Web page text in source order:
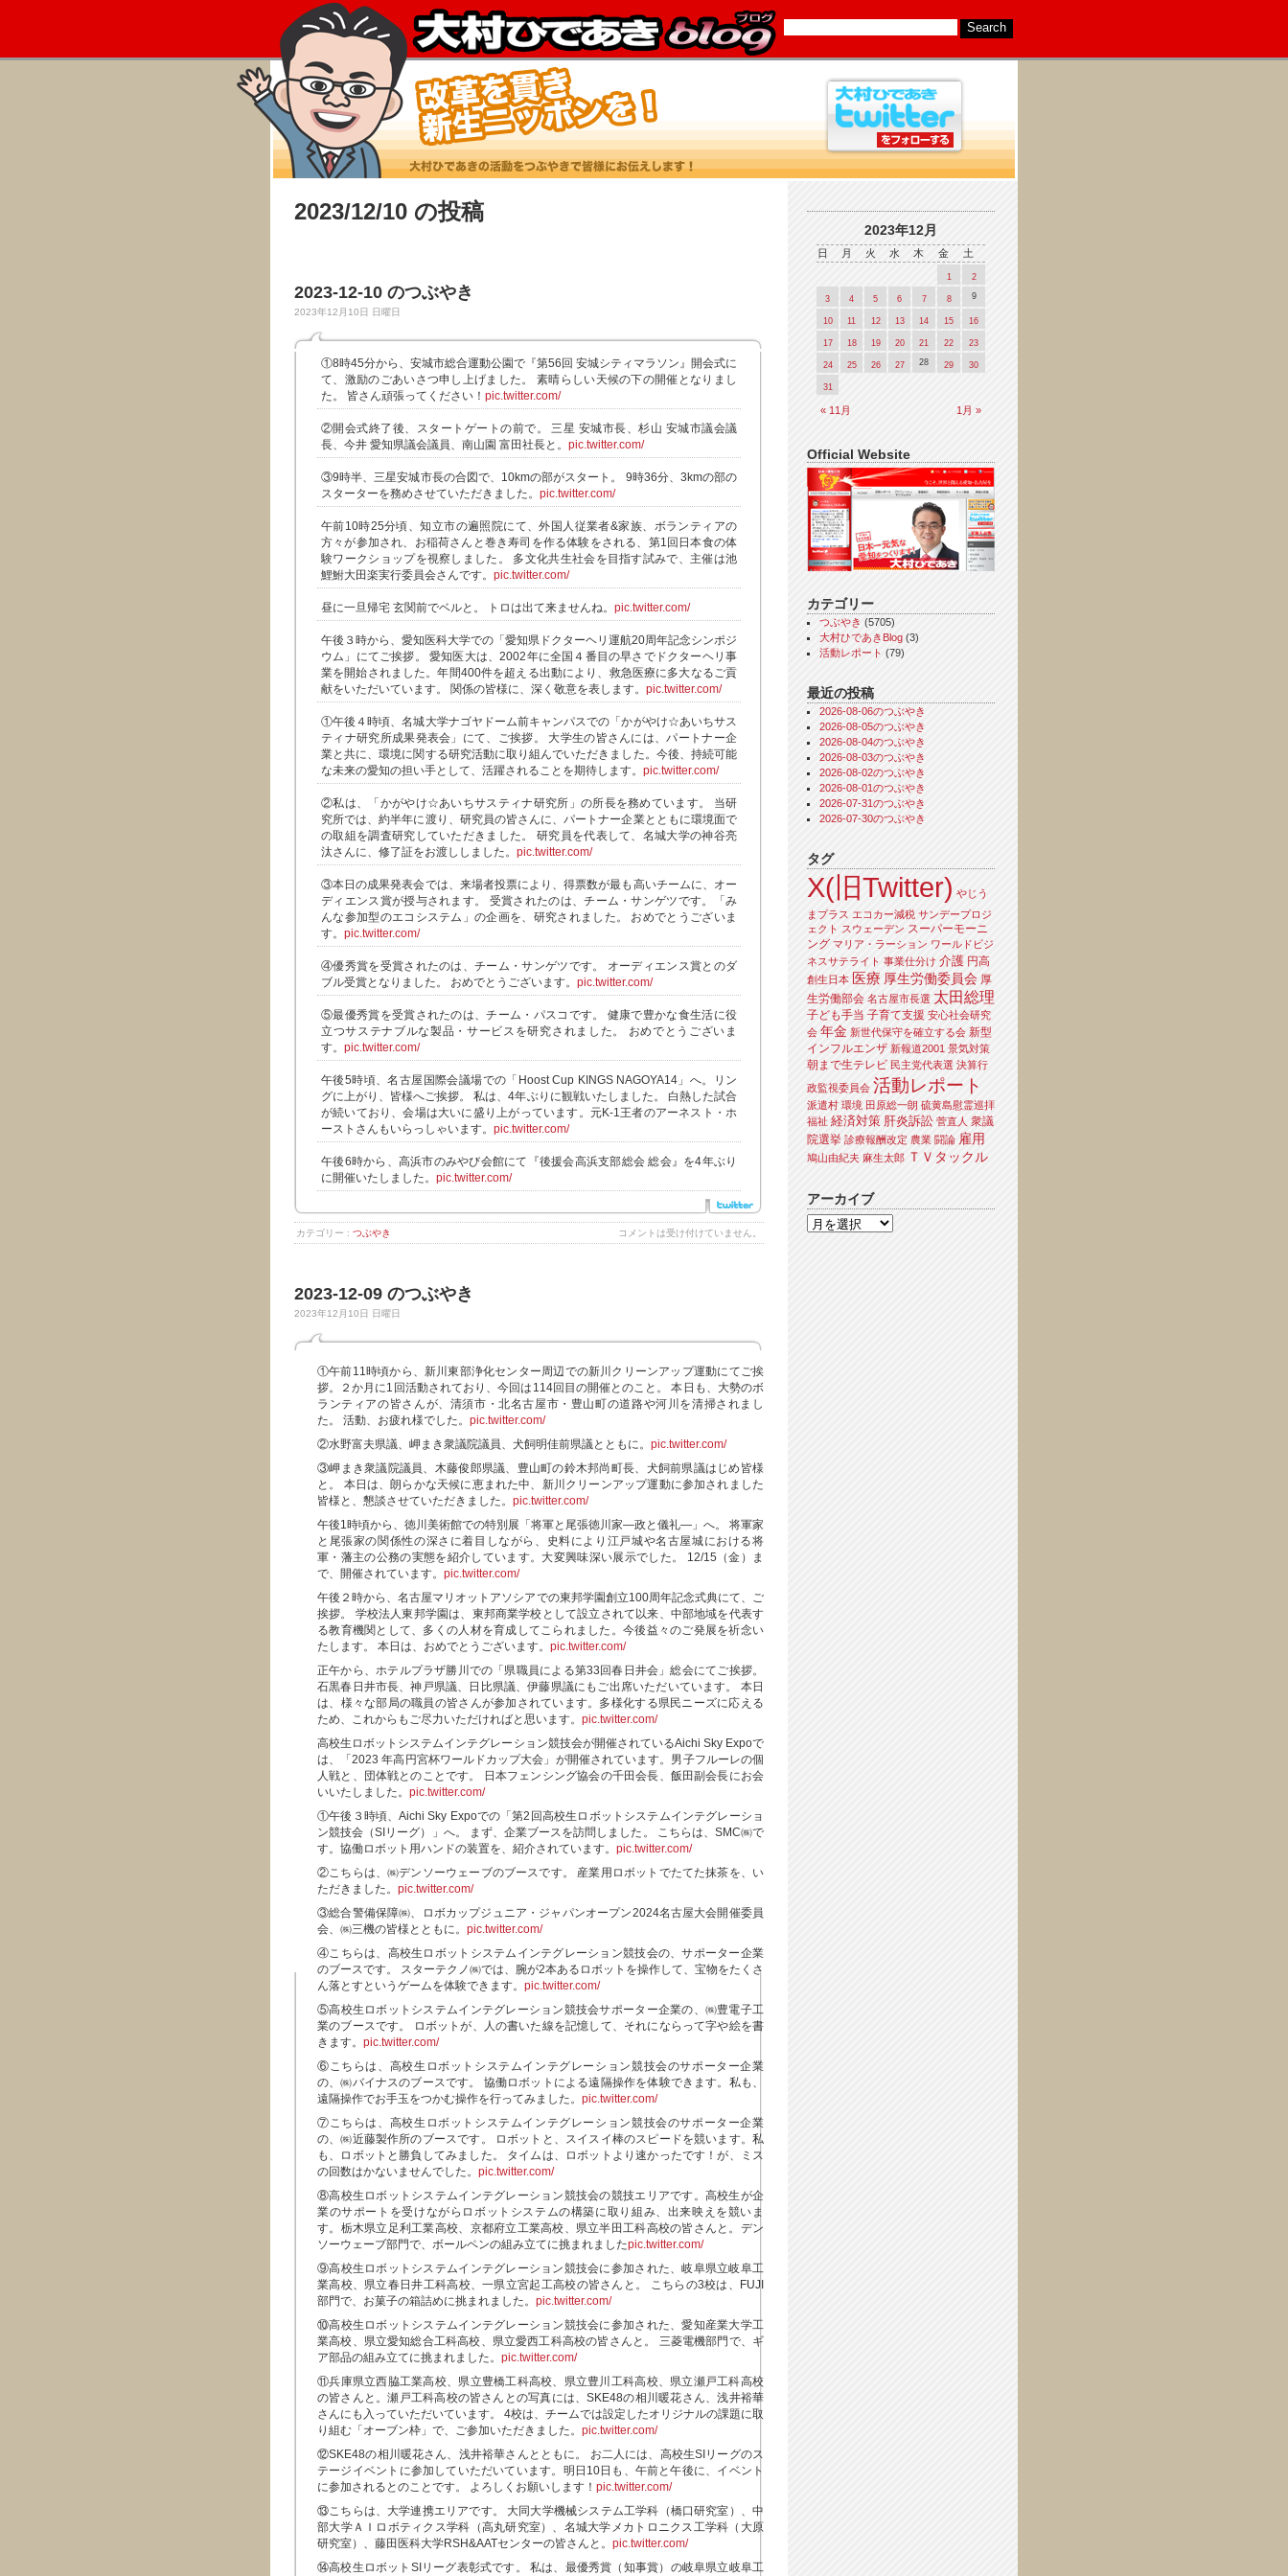
2023/12/10 の投稿
2023-12-10 のつぶやき
2023年12月10日 日曜日
①8時45分から、安城市総合運動公園で『第56回 安城シティマラソン』開会式に
て、激励のごあいさつ申し上げました。 素晴らしい天候の下の開催となりまし
た。 皆さん頑張ってください！ pic.twitter.com/
②開会式終了後、スタートゲートの前で。 三星 安城市長、杉山 安城市議会議
長、今井 愛知県議会議員、南山園 富田社長と。 pic.twitter.com/
③9時半、三星安城市長の合図で、10kmの部がスタート。 9時36分、3kmの部の
スターターを務めさせていただきました。 pic.twitter.com/
午前10時25分頃、知立市の遍照院にて、外国人従業者&家族、ボランティアの
方々が参加され、お稲荷さんと巻き寿司を作る体験をされる、第1回日本食の体
験ワークショップを視察しました。 多文化共生社会を目指す試みで、主催は池
鯉鮒大田楽実行委員会さんです。 pic.twitter.com/
昼に一旦帰宅 玄関前でベルと。 トロは出て来ませんね。 pic.twitter.com/
午後３時から、愛知医科大学での「愛知県ドクターヘリ運航20周年記念シンポジ
ウム」にてご挨拶。 愛知医大は、2002年に全国４番目の早さでドクターヘリ事
業を開始されました。年間400件を超える出動により、救急医療に多大なるご貢
献をいただいています。 関係の皆様に、深く敬意を表します。 pic.twitter.com/
①午後４時頃、名城大学ナゴヤドーム前キャンパスでの「かがやけ☆あいちサス
ティナ研究所成果発表会」にて、ご挨拶。 大学生の皆さんには、パートナー企
業と共に、環境に関する研究活動に取り組んでいただきました。今後、持続可能
な未来の愛知の担い手として、活躍されることを期待します。 pic.twitter.com/
②私は、「かがやけ☆あいちサスティナ研究所」の所長を務めています。 当研
究所では、約半年に渡り、研究員の皆さんに、パートナー企業とともに環境面で
の取組を調査研究していただきました。 研究員を代表して、名城大学の神谷亮
汰さんに、修了証をお渡ししました。 pic.twitter.com/
③本日の成果発表会では、来場者投票により、得票数が最も高いチームに、オー
ディエンス賞が授与されます。 受賞されたのは、チーム・サンゲツです。「み
んな参加型のエコシステム」の企画を、研究されました。 おめでとうございま
す。 pic.twitter.com/
④優秀賞を受賞されたのは、チーム・サンゲツです。 オーディエンス賞とのダ
ブル受賞となりました。 おめでとうございます。 pic.twitter.com/
⑤最優秀賞を受賞されたのは、チーム・パスコです。 健康で豊かな食生活に役
立つサステナブルな製品・サービスを研究されました。 おめでとうございま
す。 pic.twitter.com/
午後5時頃、名古屋国際会議場での「Hoost Cup KINGS NAGOYA14」へ。リン
グに上がり、皆様へご挨拶。 私は、4年ぶりに観戦いたしました。 白熱した試合
が続いており、会場は大いに盛り上がっています。元K-1王者のアーネスト・ホ
ーストさんもいらっしゃいます。 pic.twitter.com/
午後6時から、高浜市のみやび会館にて『後援会高浜支部総会 総会』を4年ぶり
に開催いたしました。 pic.twitter.com/
カテゴリー : つぶやき コメントは受け付けていません。
2023-12-09 のつぶやき
2023年12月10日 日曜日
①午前11時頃から、新川東部浄化センター周辺での新川クリーンアップ運動にてご挨
拶。２か月に1回活動されており、今回は114回目の開催とのこと。 本日も、大勢のボ
ランティアの皆さんが、清須市・北名古屋市・豊山町の道路や河川を清掃されまし
た。 活動、お疲れ様でした。 pic.twitter.com/
②水野富夫県議、岬まき衆議院議員、犬飼明佳前県議とともに。 pic.twitter.com/
③岬まき衆議院議員、木藤俊郎県議、豊山町の鈴木邦尚町長、犬飼前県議はじめ皆様
と。 本日は、朗らかな天候に恵まれた中、新川クリーンアップ運動に参加されました
皆様と、懇談させていただきました。 pic.twitter.com/
午後1時頃から、徳川美術館での特別展「将軍と尾張徳川家―政と儀礼―」へ。 将軍家
と尾張家の関係性の深さに着目しながら、史料により江戸城や名古屋城における将
軍・藩主の公務の実態を紹介しています。大変興味深い展示でした。 12/15（金）ま
で、開催されています。 pic.twitter.com/
午後２時から、名古屋マリオットアソシアでの東邦学園創立100周年記念式典にて、ご
挨拶。 学校法人東邦学園は、東邦商業学校として設立されて以来、中部地域を代表す
る教育機関として、多くの人材を育成してこられました。今後益々のご発展を祈念い
たします。 本日は、おめでとうございます。 pic.twitter.com/
正午から、ホテルプラザ勝川での「県職員による第33回春日井会」総会にてご挨拶。
石黒春日井市長、神戸県議、日比県議、伊藤県議にもご出席いただいています。 本日
は、様々な部局の職員の皆さんが参加されています。多様化する県民ニーズに応える
ため、これからもご尽力いただければと思います。 pic.twitter.com/
高校生ロボットシステムインテグレーション競技会が開催されているAichi Sky Expoで
は、「2023 年高円宮杯ワールドカップ大会」が開催されています。男子フルーレの個
人戦と、団体戦とのことです。 日本フェンシング協会の千田会長、飯田副会長にお会
いいたしました。 pic.twitter.com/
①午後３時頃、Aichi Sky Expoでの「第2回高校生ロボットシステムインテグレーショ
ン競技会（SIリーグ）」へ。 まず、企業ブースを訪問しました。 こちらは、SMC㈱で
す。協働ロボット用ハンドの装置を、紹介されています。 pic.twitter.com/
②こちらは、㈱デンソーウェーブのブースです。 産業用ロボットでたてた抹茶を、い
ただきました。 pic.twitter.com/
③総合警備保障㈱、ロボカップジュニア・ジャパンオープン2024名古屋大会開催委員
会、㈱三機の皆様とともに。 pic.twitter.com/
④こちらは、高校生ロボットシステムインテグレーション競技会の、サポーター企業
のブースです。 スターテクノ㈱では、腕が2本あるロボットを操作して、宝物をたくさ
ん落とすというゲームを体験できます。 pic.twitter.com/
⑤高校生ロボットシステムインテグレーション競技会サポーター企業の、㈱豊電子工
業のブースです。 ロボットが、人の書いた線を記憶して、それにならって字や絵を書
きます。 pic.twitter.com/
⑥こちらは、高校生ロボットシステムインテグレーション競技会のサポーター企業
の、㈱バイナスのブースです。 協働ロボットによる遠隔操作を体験できます。私も、
遠隔操作でお手玉をつかむ操作を行ってみました。 pic.twitter.com/
⑦こちらは、高校生ロボットシステムインテグレーション競技会のサポーター企業
の、㈱近藤製作所のブースです。 ロボットと、スイスイ棒のスピードを競います。私
も、ロボットと勝負してみました。 タイムは、ロボットより速かったです！が、ミス
の回数はかないませんでした。 pic.twitter.com/
⑧高校生ロボットシステムインテグレーション競技会の競技エリアです。高校生が企
業のサポートを受けながらロボットシステムの構築に取り組み、出来映えを競いま
す。栃木県立足利工業高校、京都府立工業高校、県立半田工科高校の皆さんと。デン
ソーウェーブ部門で、ボールペンの組み立てに挑まれましたpic.twitter.com/
⑨高校生ロボットシステムインテグレーション競技会に参加された、岐阜県立岐阜工
業高校、県立春日井工科高校、一県立宮起工高校の皆さんと。 こちらの3校は、FUJI
部門で、お菓子の箱詰めに挑まれました。 pic.twitter.com/
⑩高校生ロボットシステムインテグレーション競技会に参加された、愛知産業大学工
業高校、県立愛知総合工科高校、県立愛西工科高校の皆さんと。 三菱電機部門で、ギ
ア部品の組み立てに挑まれました。 pic.twitter.com/
⑪兵庫県立西脇工業高校、県立豊橋工科高校、県立豊川工科高校、県立瀬戸工科高校
の皆さんと。瀬戸工科高校の皆さんとの写真には、SKE48の相川暖花さん、浅井裕華
さんにも入っていただいています。 4校は、チームでは設定したオリジナルの課題に取
り組む「オーブン枠」で、ご参加いただきました。 pic.twitter.com/
⑫SKE48の相川暖花さん、浅井裕華さんとともに。 お二人には、高校生SIリーグのス
テージイベントに参加していただいています。明日10日も、午前と午後に、イベント
に参加されるとのことです。 よろしくお願いします！ pic.twitter.com/
⑬こちらは、大学連携エリアです。 大同大学機械システム工学科（橋口研究室）、中
部大学ＡＩロボティクス学科（高丸研究室）、名城大学メカトロニクス工学科（大原
研究室）、藤田医科大学RSH&AATセンターの皆さんと。 pic.twitter.com/
⑭高校生ロボットSIリーグ表彰式です。 私は、最優秀賞（知事賞）の岐阜県立岐阜工
2023年12月
日 月 火 水 木 金 土
« 11月 1月 »
1 2
3 4 5 6 7 8 9
10 11 12 13 14 15 16
17 18 19 20 21 22 23
24 25 26 27 28 29 30
31
Official Website
カテゴリー
つぶやき (5705)
大村ひであきBlog (3)
活動レポート (79)
最近の投稿
2026-08-06のつぶやき
2026-08-05のつぶやき
2026-08-04のつぶやき
2026-08-03のつぶやき
2026-08-02のつぶやき
2026-08-01のつぶやき
2026-07-31のつぶやき
2026-07-30のつぶやき
タグ
X(旧Twitter) やじう
まプラス エコカー減税 サンデープロジ
ェクト スウェーデン スーパーモーニ
ング マリア・ラーション ワールドビジ
ネスサテライト 事業仕分け 介護 円高
創生日本 医療 厚生労働委員会 厚
生労働部会 名古屋市長選 太田総理
子ども手当 子育て支援 安心社会研究
会 年金 新世代保守を確立する会 新型
インフルエンザ 新報道2001 景気対策
朝まで生テレビ 民主党代表選 決算行
政監視委員会 活動レポート
派遣村 環境 田原総一朗 硫黄島慰霊巡拝
福祉 経済対策 肝炎訴訟 菅直人 衆議
院選挙 診療報酬改定 農業 闘論 雇用
鳩山由紀夫 麻生太郎 ＴＶタックル
アーカイブ